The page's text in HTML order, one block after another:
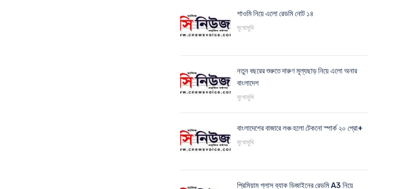
শাওমি নিয়ে এলো রেডমি নোট ১৪
মুখোমুখি
নতুন বছরের শুরুতে দারুণ মূল্যছাড় নিয়ে এলো অনার
বাংলাদেশ
মুখোমুখি
বাংলাদেশের বাজারে লঞ্চ হলো টেকনো স্পার্ক ২০ প্রো+
মুখোমুখি
প্রিমিয়াম গ্লাস ব্যাক ডিজাইনের রেডমি A3 নিয়ে